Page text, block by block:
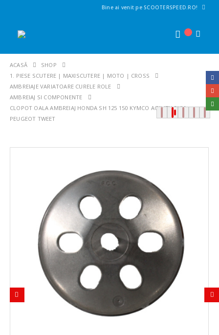
Bine ai venit pe SCOOTERSPEED.RO!
ACASĂ
SHOP
1. PIESE SCUTERE | MAXISCUTERE | MOTO | CROSS
AMBREIAJE VARIATOARE CURELE ROLE
AMBREIAJ SI COMPONENTE
CLOPOT OALA AMBREIAJ HONDA SH 125 150 KYMCO AGILITY SYM
PEUGEOT TWEET